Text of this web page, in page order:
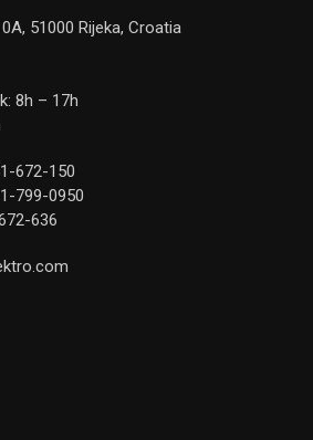
51000 Rijeka, Croatia
8h – 17h
672-150
799-0950
636